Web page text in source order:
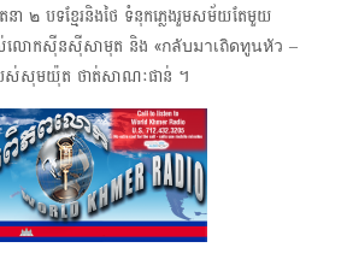
๒ បទខ្មែរនិងថៃ ទំនុកភ្លេងរួមសម័យតែមួយ
បស់លោកស៊ីនស៊ីសាមុត និង​ «กลับมาเถิดทูนหัว​ –
ស់សុមយ៉ុត ថាត់សាណៈផាន់ ។